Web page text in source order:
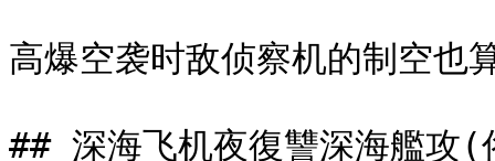
高爆空袭时敌侦察机的制空也
## 深海飞机夜復讐深海艦攻(